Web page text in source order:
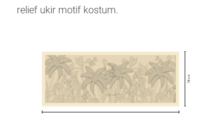
relief ukir motif kostum.